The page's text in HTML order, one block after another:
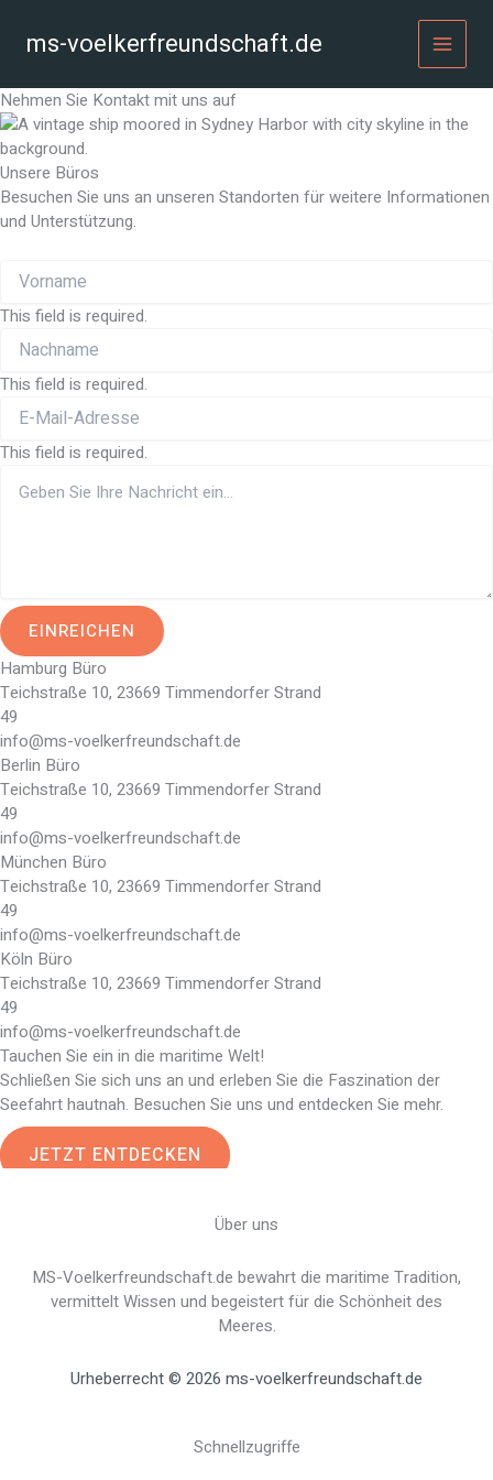
Inhalt
springenms-voelkerfreundschaft.de
Nehmen Sie Kontakt mit uns auf
Unsere Büros
Besuchen Sie uns an unseren Standorten für weitere Informationen
und Unterstützung.
This field is required.
This field is required.
This field is required.
EINREICHEN
Hamburg Büro
Teichstraße 10, 23669 Timmendorfer Strand
49
info@ms-voelkerfreundschaft.de
Berlin Büro
Teichstraße 10, 23669 Timmendorfer Strand
49
info@ms-voelkerfreundschaft.de
München Büro
Teichstraße 10, 23669 Timmendorfer Strand
49
info@ms-voelkerfreundschaft.de
Köln Büro
Teichstraße 10, 23669 Timmendorfer Strand
49
info@ms-voelkerfreundschaft.de
Tauchen Sie ein in die maritime Welt!
Schließen Sie sich uns an und erleben Sie die Faszination der
Seefahrt hautnah. Besuchen Sie uns und entdecken Sie mehr.
JETZT ENTDECKEN
Über uns
MS-Voelkerfreundschaft.de bewahrt die maritime Tradition,
vermittelt Wissen und begeistert für die Schönheit des
Meeres.
Urheberrecht © 2026 ms-voelkerfreundschaft.de
Schnellzugriffe